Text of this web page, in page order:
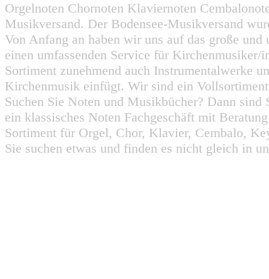
Orgelnoten Chornoten Klaviernoten
Musikversand. Der Bodensee-Musikversand
Von Anfang an haben wir uns auf das große
einen umfassenden Service für
Sortiment zunehmend auch Instrumentalwerke
Kirchenmusik einfügt. Wir sind ein
Suchen Sie Noten und Musikbücher? Dann
ein klassisches Noten Fachgeschäft mit
Sortiment für Orgel, Chor, Klavier, Cembalo,
Sie suchen etwas und finden es nicht gleich in